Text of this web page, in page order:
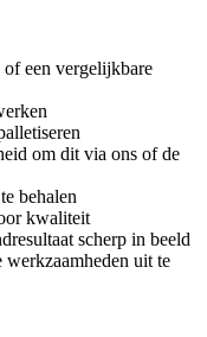
een vergelijkbare
om dit via ons of de
behalen
kwaliteit
scherp in beeld
werkzaamheden uit te